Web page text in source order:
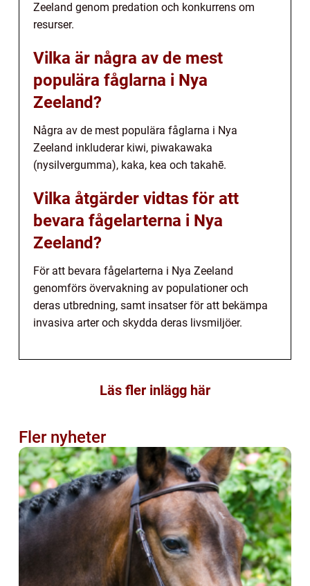
Zeeland genom predation och konkurrens om
resurser.
Vilka är några av de mest
populära fåglarna i Nya
Zeeland?
Några av de mest populära fåglarna i Nya
Zeeland inkluderar kiwi, piwakawaka
(nysilvergumma), kaka, kea och takahē.
Vilka åtgärder vidtas för att
bevara fågelarterna i Nya
Zeeland?
För att bevara fågelarterna i Nya Zeeland
genomförs övervakning av populationer och
deras utbredning, samt insatser för att bekämpa
invasiva arter och skydda deras livsmiljöer.
Läs fler inlägg här
Fler nyheter